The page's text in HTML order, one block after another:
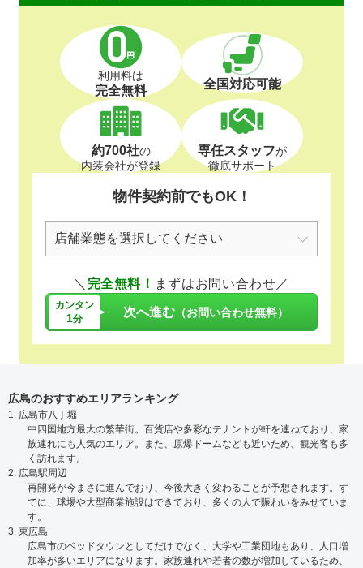
利用料は
完全無料 全国対応可能
約700社の
内装会社が登録
専任スタッフが
徹底サポート
物件契約前でもOK！
＼ 完全無料！ まずはお問い合わせ／
カンタン
1分 次へ進む （お問い合わせ無料）
広島のおすすめエリアランキング
1. 広島市八丁堀
中四国地方最大の繁華街。百貨店や多彩なテナントが軒を連ねており、家
族連れにも人気のエリア。また、原爆ドームなども近いため、観光客も多
く訪れます。
2. 広島駅周辺
再開発が今まさに進んでおり、今後大きく変わることが予想されます。す
でに、球場や大型商業施設はできており、多くの人で賑わいをみせていま
す。
3. 東広島
広島市のベッドタウンとしてだけでなく、大学や工業団地もあり、人口増
加率が多いエリアになります。家族連れや若者の数が増加しているため、